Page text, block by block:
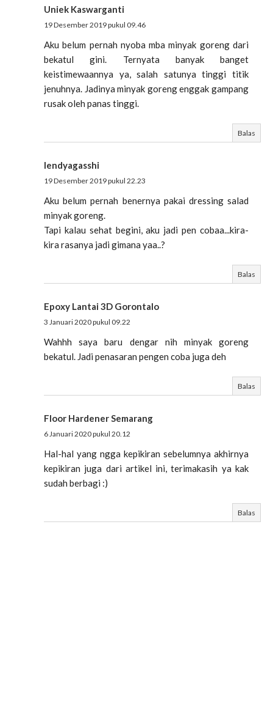
Uniek Kaswarganti
19 Desember 2019 pukul 09.46
Aku belum pernah nyoba mba minyak goreng dari
bekatul gini. Ternyata banyak banget
keistimewaannya ya, salah satunya tinggi titik
jenuhnya. Jadinya minyak goreng enggak gampang
rusak oleh panas tinggi.
Balas
lendyagasshi
19 Desember 2019 pukul 22.23
Aku belum pernah benernya pakai dressing salad
minyak goreng.
Tapi kalau sehat begini, aku jadi pen cobaa...kira-
kira rasanya jadi gimana yaa..?
Balas
Epoxy Lantai 3D Gorontalo
3 Januari 2020 pukul 09.22
Wahhh saya baru dengar nih minyak goreng
bekatul. Jadi penasaran pengen coba juga deh
Balas
Floor Hardener Semarang
6 Januari 2020 pukul 20.12
Hal-hal yang ngga kepikiran sebelumnya akhirnya
kepikiran juga dari artikel ini, terimakasih ya kak
sudah berbagi :)
Balas